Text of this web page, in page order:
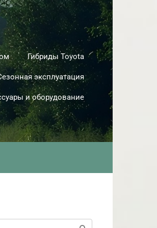
Гибриды Toyota
эксплуатация
и оборудование